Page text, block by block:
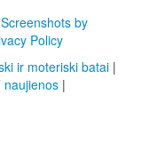
by
Policy
ir moteriski batai |
naujienos |